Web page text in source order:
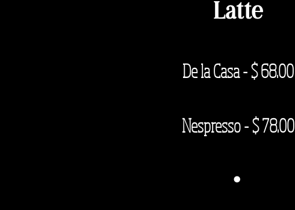
Latte
De la Casa - $68.00
Nespresso - $ 78.00
·